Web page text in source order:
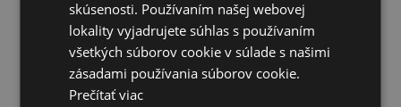
PRIDAŤ DO KOŠÍKA
skúsenosti. Používaním našej webovej
lokality vyjadrujete súhlas s používaním
všetkých súborov cookie v súlade s našimi
zásadami používania súborov cookie.
Prečítať viac